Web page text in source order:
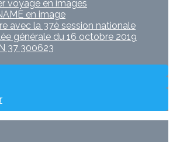
voyage en images
en image
avec la 37è session nationale
générale du 16 octobre 2019
37 300623